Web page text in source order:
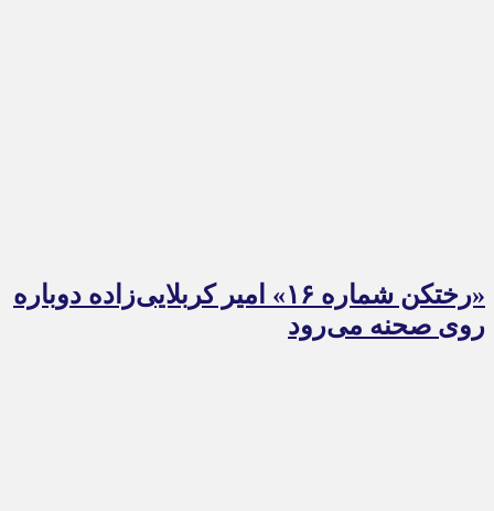
«رختکن شماره ۱۶» امیر کربلایی‌زاده دوباره
روی صحنه می‌رود